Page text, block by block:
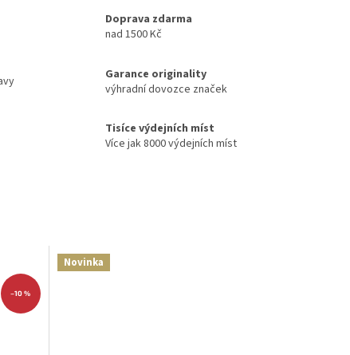
Doprava zdarma
nad 1500 Kč
Garance originality
výhradní dovozce značek
Tisíce výdejních míst
Více jak 8000 výdejních míst
–10 %
Novinka